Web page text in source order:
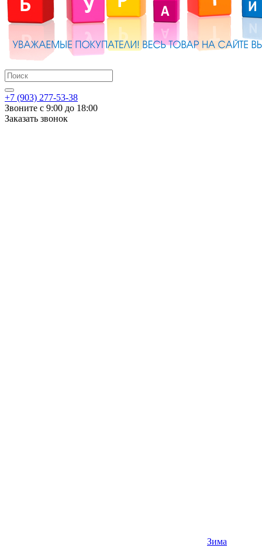
+7 (903) 277-53-38
Звоните с 9:00 до 18:00
Заказать звонок
Зима